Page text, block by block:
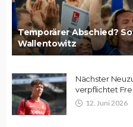
Temporärer Abschied?
Wallentowitz
Nächster
verpflichtet
12. Juni 2026